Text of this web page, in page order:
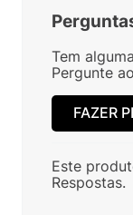
Tem
Pergunte
FAZER
Este
Respostas.